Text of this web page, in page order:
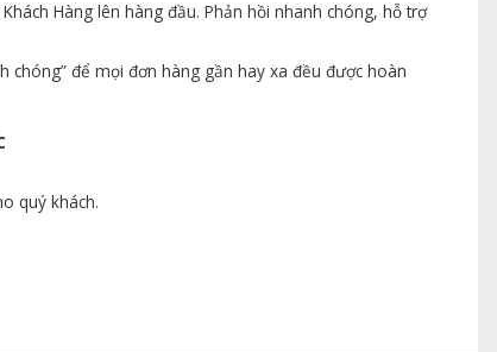
Hàng lên hàng đầu. Phản hồi nhanh chóng, hỗ trợ
chóng” để mọi đơn hàng gần hay xa đều được hoàn
quý khách.